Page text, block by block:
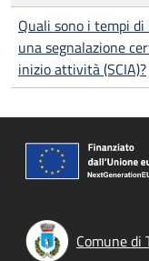
Quali sono i tempi
una segnalazione
inizio attività (SCIA)?
Comune di